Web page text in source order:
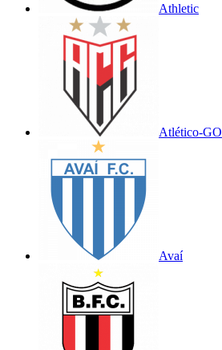
Athletic
Atlético-GO
Avaí